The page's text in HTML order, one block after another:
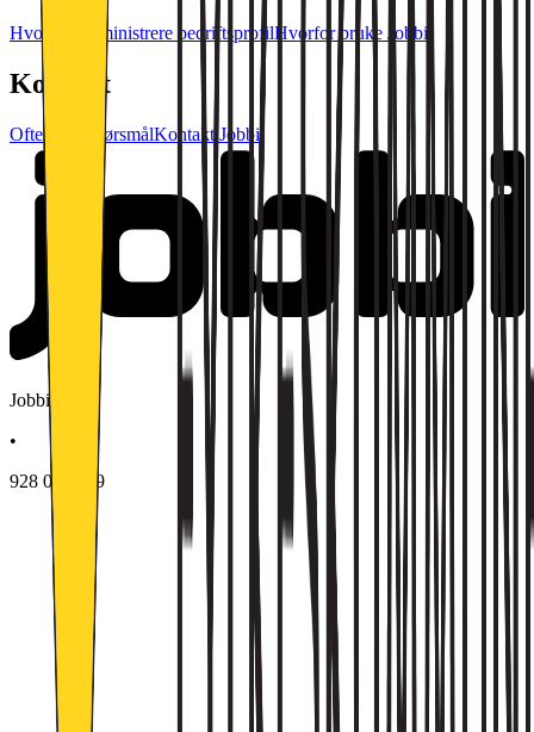
Hvordan administrere bedriftsprofilHvorfor bruke Jobbi
Kontakt
Ofte stilte spørsmålKontakt Jobbi
Jobbi AS
•
928 079 139